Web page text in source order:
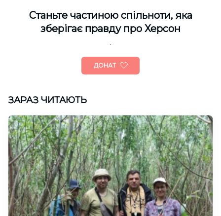
Cтаньте частиною спільноти, яка
зберігає правду про Херсон
ДОНАТ
ЗАРАЗ ЧИТАЮТЬ